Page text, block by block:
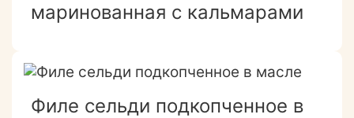
маринованная с кальмарами
Филе сельди подкопченное в